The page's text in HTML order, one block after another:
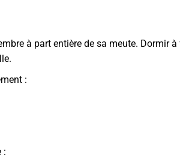
à part entière de sa meute. Dormir
:
: